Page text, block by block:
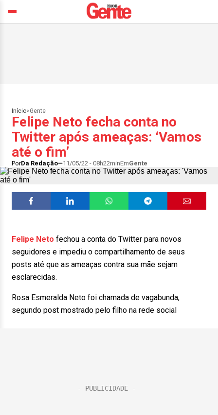
Início>Gente
Felipe Neto fecha conta no
Twitter após ameaças: ‘Vamos
até o fim’
PorDa Redação 11/05/22 - 08h22minEmGente
Felipe Neto fechou a conta do Twitter para novos
seguidores e impediu o compartilhamento de seus
posts até que as ameaças contra sua mãe sejam
esclarecidas.
Rosa Esmeralda Neto foi chamada de vagabunda,
segundo post mostrado pelo filho na rede social